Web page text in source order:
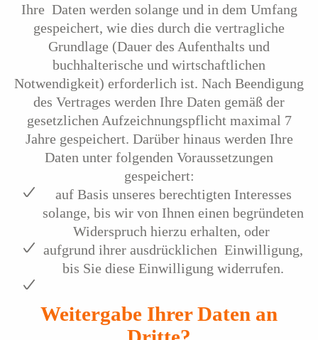
Ihre Daten werden solange und in dem Umfang
gespeichert, wie dies durch die vertragliche
Grundlage (Dauer des Aufenthalts und
buchhalterische und wirtschaftlichen
Notwendigkeit) erforderlich ist. Nach Beendigung
des Vertrages werden Ihre Daten gemäß der
gesetzlichen Aufzeichnungspflicht maximal 7
Jahre gespeichert. Darüber hinaus werden Ihre
Daten unter folgenden Voraussetzungen
gespeichert:
auf Basis unseres berechtigten Interesses
solange, bis wir von Ihnen einen begründeten
Widerspruch hierzu erhalten, oder
aufgrund ihrer ausdrücklichen Einwilligung,
bis Sie diese Einwilligung widerrufen.
Weitergabe Ihrer Daten an